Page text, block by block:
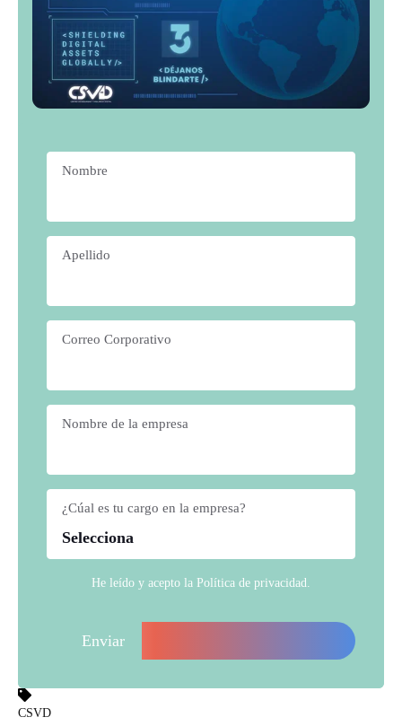
Nombre
Apellido
Correo Corporativo
Nombre de la empresa
¿Cúal es tu cargo en la empresa?
He leído y acepto la Política de privacidad
CSVD